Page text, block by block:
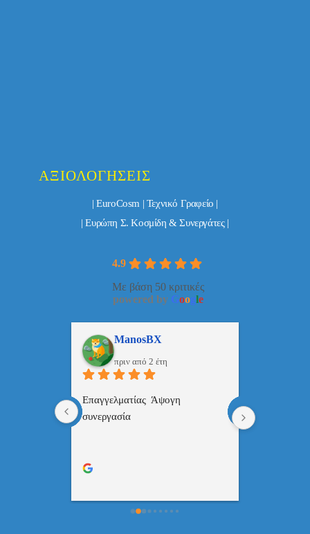
ΑΞΙΟΛΟΓΉΣΕΙΣ
| EuroCosm | Τεχνικό Γραφείο |
| Ευρώπη Σ. Κοσμίδη & Συνεργάτες |
4.9
Με βάση 50 κριτικές
powered by Google
ManosBX
πριν από 2 έτη
Επαγγελματίας  Άψογη
συνεργασία